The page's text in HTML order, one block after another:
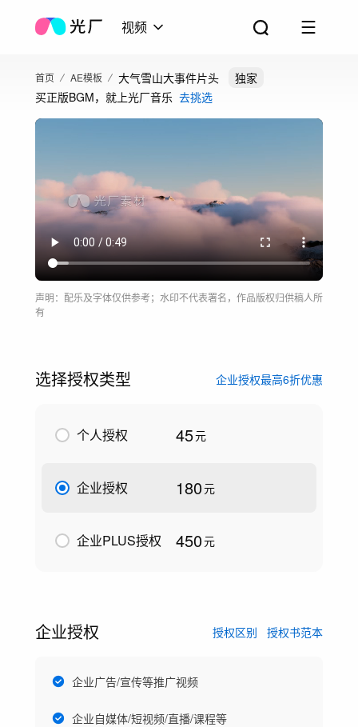
视频
首页 AE模板 大气雪山大事件片头
独家
买正版BGM，就上光厂音乐 去挑选
声明：配乐及字体仅供参考；水印不代表署名，作品版权归供稿人所
有
选择授权类型 企业授权最高6折优惠
个人授权 45元
企业授权 180元
企业PLUS授权 450元
企业授权 授权区别 授权书范本
企业广告/宣传等推广视频
企业自媒体/短视频/直播/课程等